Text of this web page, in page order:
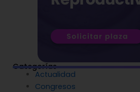
Categorías
Actualidad
Congresos